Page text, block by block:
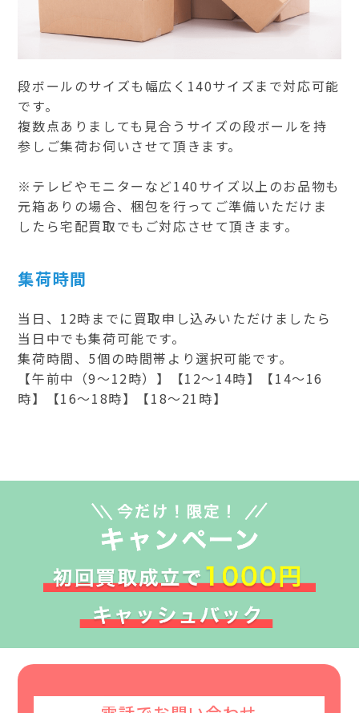
段ボールのサイズも幅広く140サイズまで対応可能
です。
複数点ありましても見合うサイズの段ボールを持
参しご集荷お伺いさせて頂きます。
※テレビやモニターなど140サイズ以上のお品物も
元箱ありの場合、梱包を行ってご準備いただけま
したら宅配買取でもご対応させて頂きます。
集荷時間
当日、12時までに買取申し込みいただけましたら
当日中でも集荷可能です。
集荷時間、5個の時間帯より選択可能です。
【午前中（9～12時）】【12～14時】【14～16
時】【16～18時】【18～21時】